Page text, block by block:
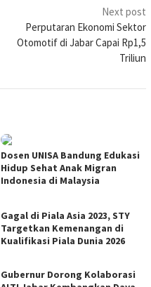
Next post
Perputaran Ekonomi Sektor
Otomotif di Jabar Capai Rp1,5
Triliun
Dosen UNISA Bandung Edukasi
Hidup Sehat Anak Migran
Indonesia di Malaysia
Gagal di Piala Asia 2023, STY
Targetkan Kemenangan di
Kualifikasi Piala Dunia 2026
Gubernur Dorong Kolaborasi